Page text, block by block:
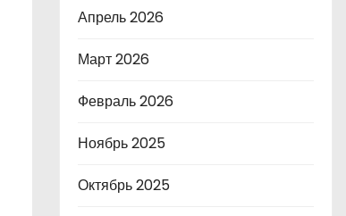
Апрель 2026
Март 2026
Февраль 2026
Ноябрь 2025
Октябрь 2025